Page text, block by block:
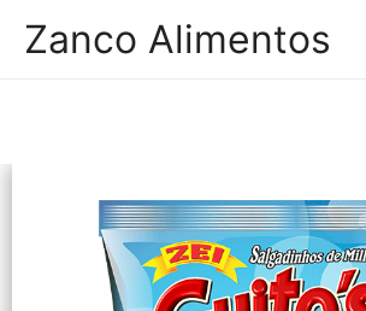
Zanco Alimentos